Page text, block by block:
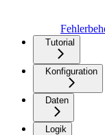
Tutorial
Konfiguration
Daten
Logik